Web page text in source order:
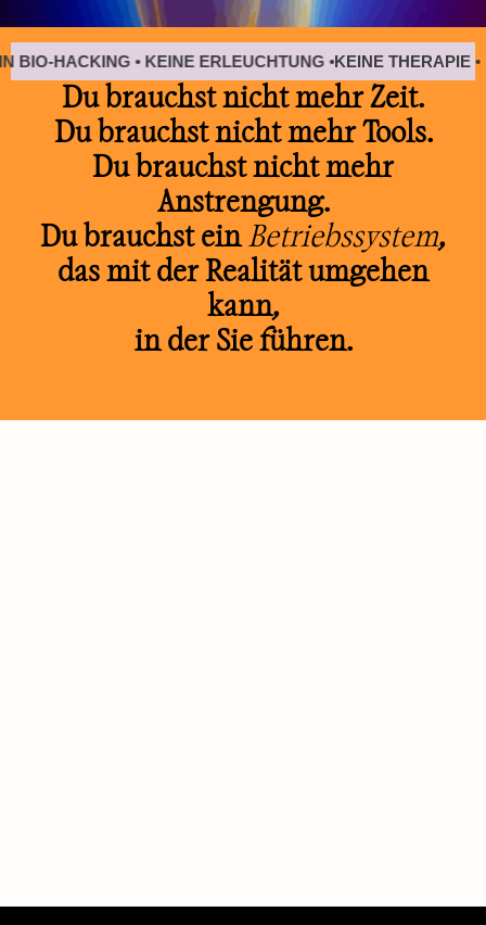
KEIN BIO-HACKING • KEINE ERLEUCHTUNG •KEINE
Du brauchst nicht mehr Zeit.
Du brauchst nicht mehr Tools.
Du brauchst nicht mehr
Anstrengung.
Du brauchst ein Betriebssystem,
das mit der Realität umgehen
kann,
in der Sie führen.